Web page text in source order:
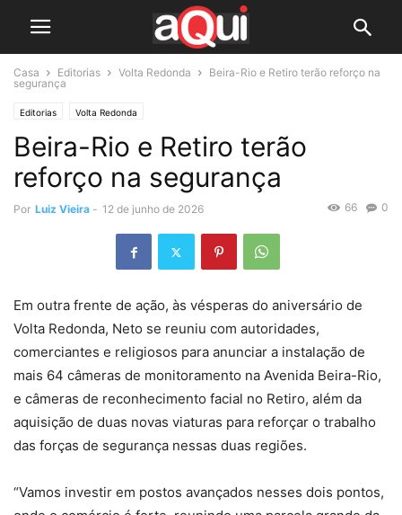
Casa Editorias Volta Redonda
Beira-Rio e Retiro terão reforço na
segurança
Editorias Volta Redonda
Beira-Rio e Retiro terão
reforço na segurança
Por Luiz Vieira - 12 de junho de 2026 0
66
Em outra frente de ação, às vésperas do aniversário de
Volta Redonda, Neto se reuniu com autoridades,
comerciantes e religiosos para anunciar a instalação de
mais 64 câmeras de monitoramento na Avenida Beira-Rio,
e câmeras de reconhecimento facial no Retiro, além da
aquisição de duas novas viaturas para reforçar o trabalho
das forças de segurança nessas duas regiões.
“Vamos investir em postos avançados nesses dois pontos,